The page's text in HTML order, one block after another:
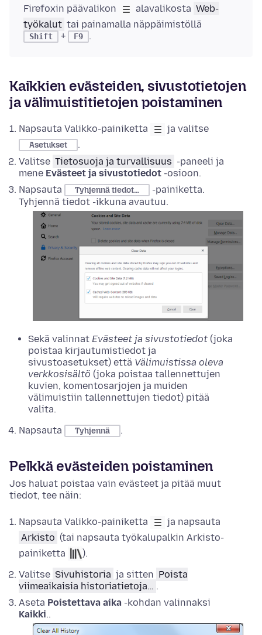
Firefoxin päävalikon
alavalikosta Web-
työkalut tai painamalla näppäimistöllä
Shift + F9 .
Kaikkien evästeiden, sivustotietojen
ja välimuistitietojen poistaminen
Napsauta Valikko-painiketta ja valitse
Asetukset
.
Valitse Tietosuoja ja turvallisuus -paneeli ja
mene Evästeet ja sivustotiedot -osioon.
Napsauta
Tyhjennä tiedot…
-painiketta.
Tyhjennä tiedot -ikkuna avautuu.
Sekä valinnat Evästeet ja sivustotiedot (joka
poistaa kirjautumistiedot ja
sivustoasetukset) että Välimuistissa oleva
verkkosisältö (joka poistaa tallennettujen
kuvien, komentosarjojen ja muiden
välimuistiin tallennettujen tiedot) pitää
valita.
Napsauta
Tyhjennä .
Pelkkä evästeiden poistaminen
Jos haluat poistaa vain evästeet ja pitää muut
tiedot, tee näin:
Napsauta Valikko-painiketta
ja napsauta
Arkisto (tai napsauta työkalupalkin Arkisto-
painiketta
).
Valitse Sivuhistoria ja sitten Poista
viimeaikaisia historiatietoja… .
Aseta Poistettava aika -kohdan valinnaksi
Kaikki..